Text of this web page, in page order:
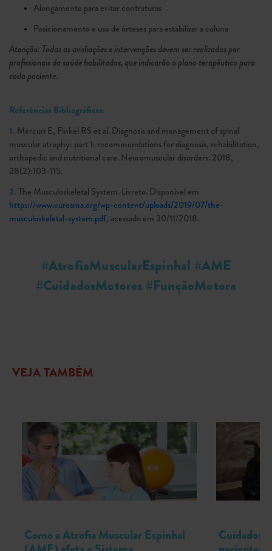
Alongamento para evitar contraturas
Posicionamento e uso de órteses para estabilizar a coluna
Atenção: Todas as avaliações e intervenções devem ser realizadas por
profissionais da saúde habilitados, que indicarão o plano terapêutico para
cada paciente.
Referências Bibliográficas:
1. Mercuri E, Finkel RS et al. Diagnosis and management of spinal
muscular atrophy: part 1: recommendations for diagnosis, rehabilitation,
orthopedic and nutritional care. Neuromuscular disorders. 2018,
28(2):103-115.
2.The Musculoskeletal System. Livreto. Disponível em
https://www.curesma.org/wp-content/uploads/2019/07/the-
musculoskeletal-system.pdf, acessado em 30/11/2018.
#AtrofiaMuscularEspinhal #AME
#CuidadosMotores #FunçãoMotora
VEJA TAMBÉM
Como a Atrofia Muscular Espinhal Cuidados